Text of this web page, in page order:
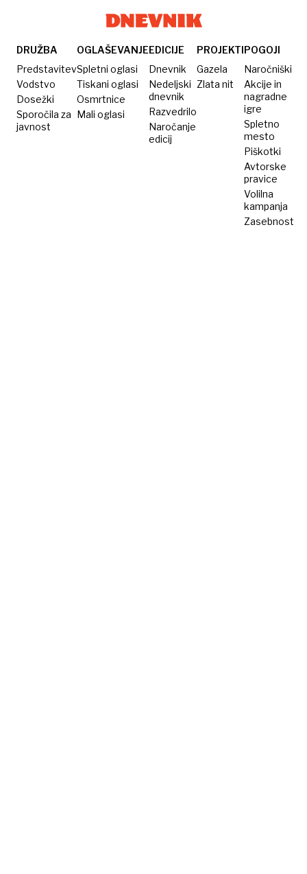
katerimi
jih
lahko
pogrejete
uspešne
zaobljube
DRUŽBA
Predstavitev
Vodstvo
Dosežki
Sporočila za
javnost
OGLAŠEVANJE
Spletni oglasi
Tiskani oglasi
Osmrtnice
Mali oglasi
EDICIJE
Dnevnik
Nedeljski
dnevnik
Razvedrilo
Naročanje
edicij
PROJEKTI
Gazela
Zlata nit
POGOJI
Naročniški
Akcije in
nagradne
igre
Spletno
mesto
Piškotki
Avtorske
pravice
Volilna
kampanja
Zasebnost